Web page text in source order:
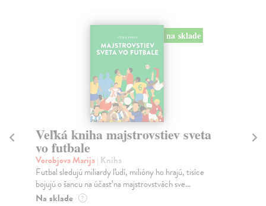
na sklade
Veľká kniha majstrovstiev sveta
vo futbale
Vorobjova Marija| Kniha
Futbal sledujú miliardy ľudí, milióny ho hrajú, tisíce
bojujú o šancu na účasť na majstrovstvách sve...
Na sklade ?